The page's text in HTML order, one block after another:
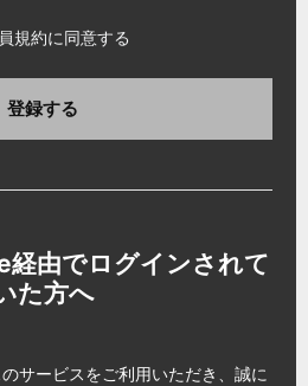
規約に同意する
登録する
由でログインされて
た方へ
サービスをご利用いただき、誠に